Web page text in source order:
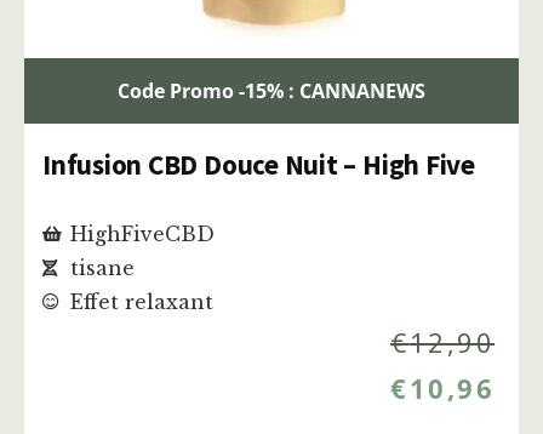
Code Promo -15% : CANNANEWS
Infusion CBD Douce Nuit – High Five
HighFiveCBD
tisane
Effet relaxant
€12,90
€10,96